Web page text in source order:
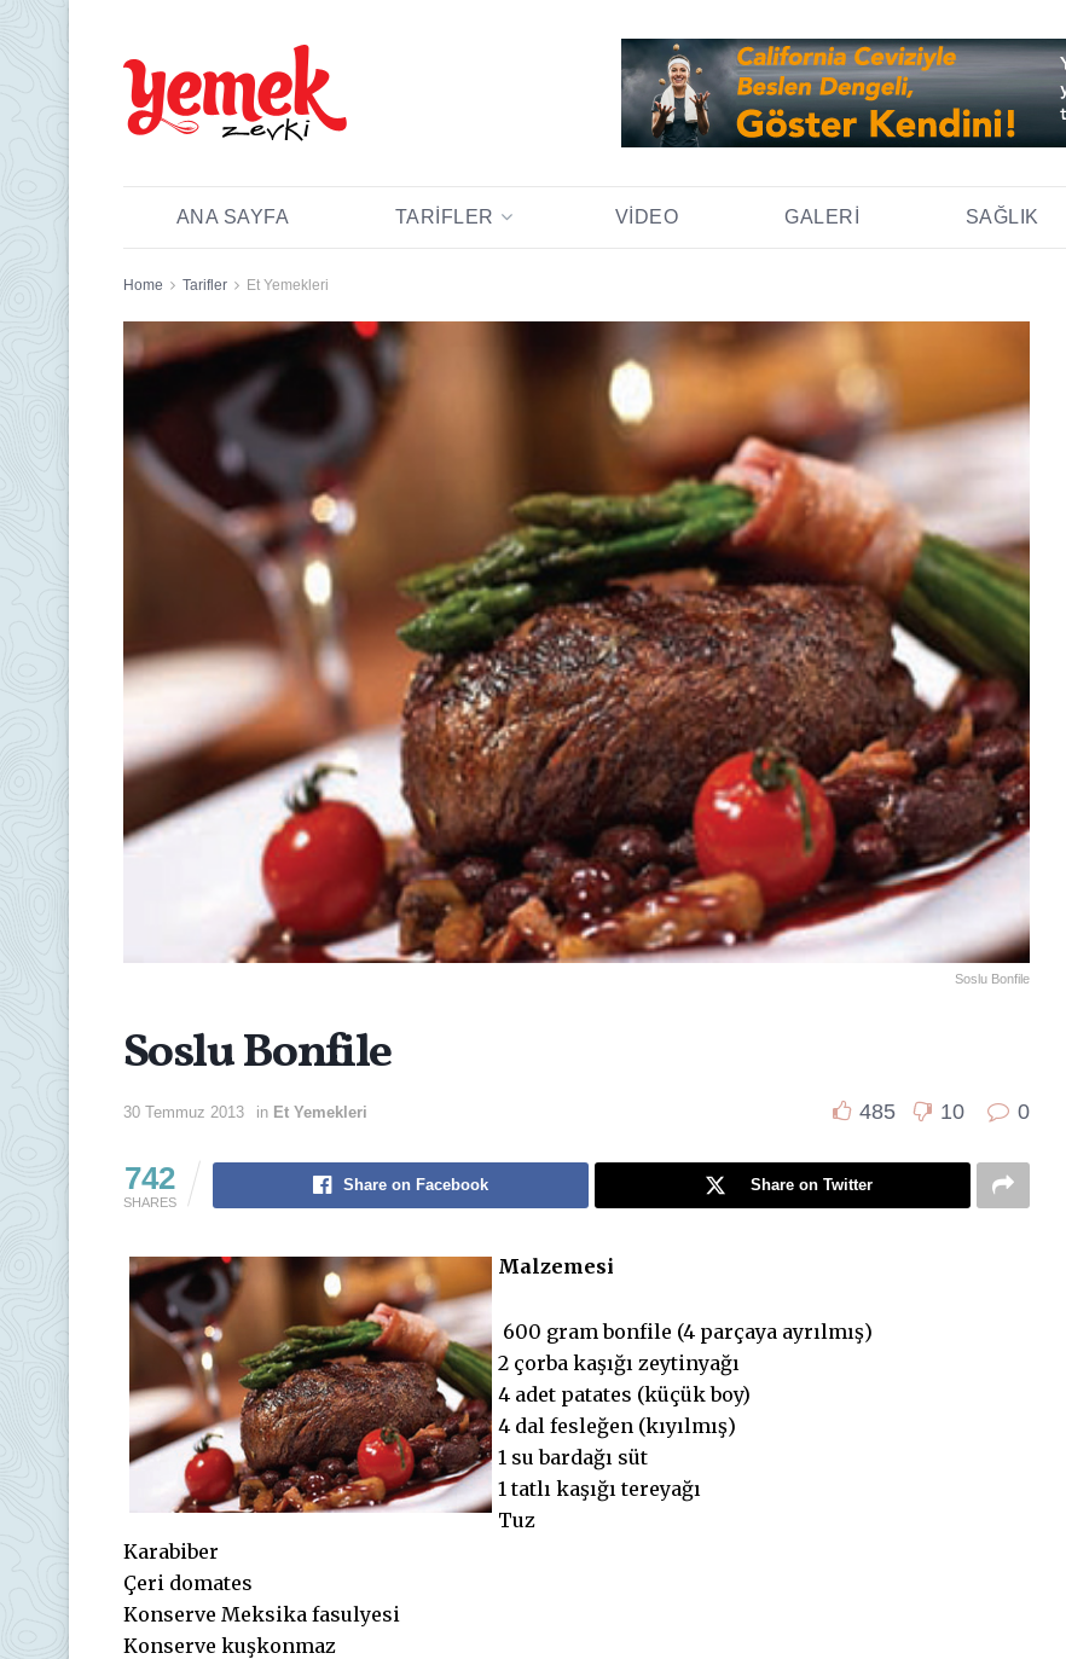
ANA SAYFA TARIFLER VIDEO GALERI SAĞLIK
Home Tarifler Et Yemekleri
Soslu Bonfile
Soslu Bonfile
30 Temmuz 2013 in Et Yemekleri 485 10 0
742
SHARES
Share on Facebook Share on Twitter
Malzemesi
600 gram bonfile (4 parçaya ayrılmış)
2 çorba kaşığı zeytinyağı
4 adet patates (küçük boy)
4 dal fesleğen (kıyılmış)
1 su bardağı süt
1 tatlı kaşığı tereyağı
Tuz
Karabiber
Çeri domates
Konserve Meksika fasulyesi
Konserve kuşkonmaz